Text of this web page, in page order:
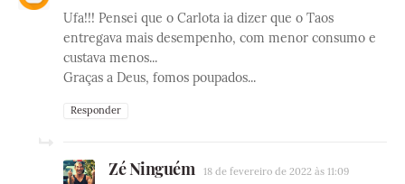
Ufa!!! Pensei que o Carlota ia dizer que o Taos
entregava mais desempenho, com menor consumo e
custava menos...
Graças a Deus, fomos poupados...
Responder
Zé Ninguém 18 de fevereiro de 2022 às 11:09